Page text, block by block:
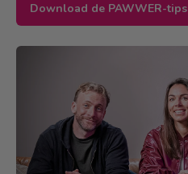
Download de PAWWER-tips